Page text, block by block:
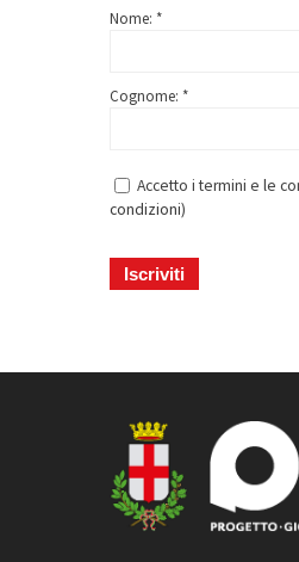
Nome: *
Cognome: *
Accetto i termini e le
condizioni)